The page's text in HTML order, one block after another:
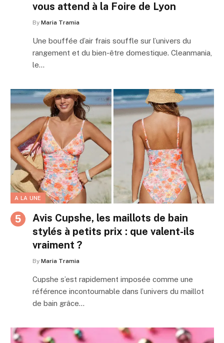
vous attend à la Foire de Lyon
By Maria Tramia
Une bouffée d’air frais souffle sur l’univers du
rangement et du bien-être domestique. Cleanmania,
le…
A LA UNE
Avis Cupshe, les maillots de bain
stylés à petits prix : que valent-ils
vraiment ?
By Maria Tramia
Cupshe s’est rapidement imposée comme une
référence incontournable dans l’univers du maillot
de bain grâce…